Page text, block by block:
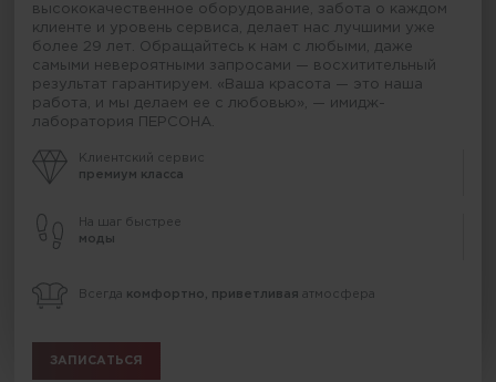
высококачественное оборудование, забота о каждом
клиенте и уровень сервиса, делает нас лучшими уже
более 29 лет. Обращайтесь к нам с любыми, даже
самыми невероятными запросами — восхитительный
результат гарантируем. «Ваша красота — это наша
работа, и мы делаем ее с любовью», — имидж-
лаборатория ПЕРСОНА.
Клиентский сервис
премиум класса
На шаг быстрее
моды
Всегда комфортно, приветливая атмосфера
ЗАПИСАТЬСЯ